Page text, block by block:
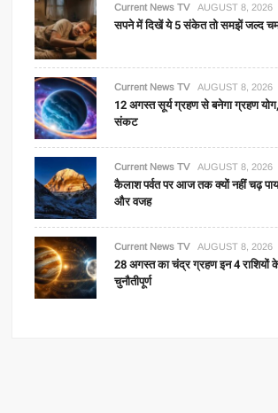
Current News TV AUGUST 8, 2026
सपने में दिखें ये 5 संकेत तो समझें जल्द
Current News TV AUGUST 8, 2026
12 अगस्त सूर्य ग्रहण से बनेगा ग्रहण योग,
संकट
Current News TV AUGUST 8, 2026
कैलाश पर्वत पर आज तक क्यों नहीं चढ़
और वजह
Current News TV AUGUST 8, 2026
28 अगस्त का चंद्र ग्रहण इन 4 राशियों
चुनौतीपूर्ण